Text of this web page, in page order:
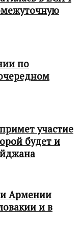
по
участие
будет и
Армении
и в